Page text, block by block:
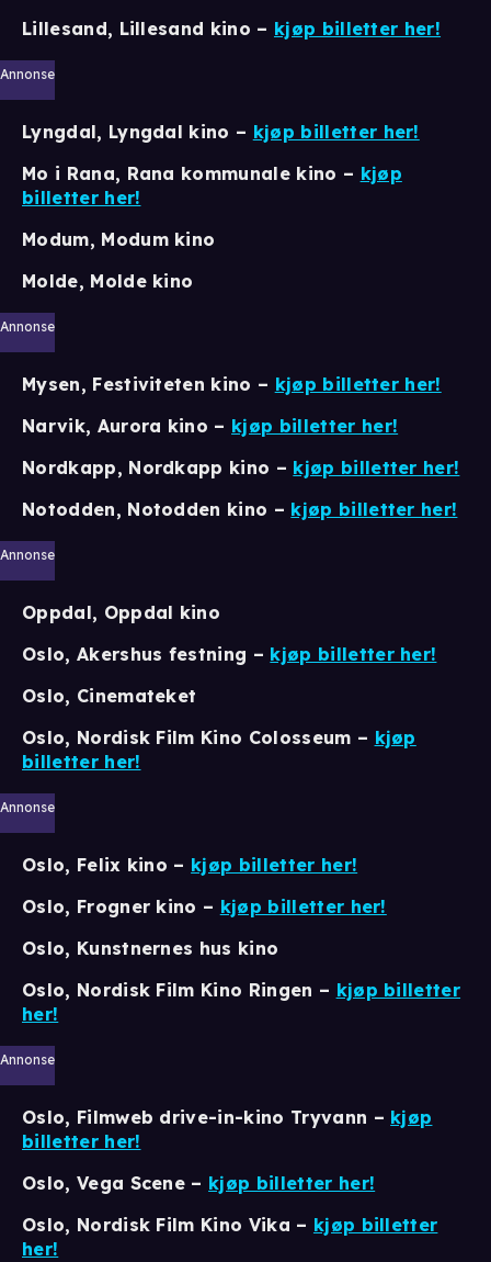
Lillesand, Lillesand kino – kjøp billetter her!
Annonse
Lyngdal, Lyngdal kino – kjøp billetter her!
Mo i Rana, Rana kommunale kino – kjøp
billetter her!
Modum, Modum kino
Molde, Molde kino
Annonse
Mysen, Festiviteten kino – kjøp billetter her!
Narvik, Aurora kino – kjøp billetter her!
Nordkapp, Nordkapp kino – kjøp billetter her!
Notodden, Notodden kino – kjøp billetter her!
Annonse
Oppdal, Oppdal kino
Oslo, Akershus festning – kjøp billetter her!
Oslo, Cinemateket
Oslo, Nordisk Film Kino Colosseum – kjøp
billetter her!
Annonse
Oslo, Felix kino – kjøp billetter her!
Oslo, Frogner kino – kjøp billetter her!
Oslo, Kunstnernes hus kino
Oslo, Nordisk Film Kino Ringen – kjøp billetter
her!
Annonse
Oslo, Filmweb drive-in-kino Tryvann – kjøp
billetter her!
Oslo, Vega Scene – kjøp billetter her!
Oslo, Nordisk Film Kino Vika – kjøp billetter
her!